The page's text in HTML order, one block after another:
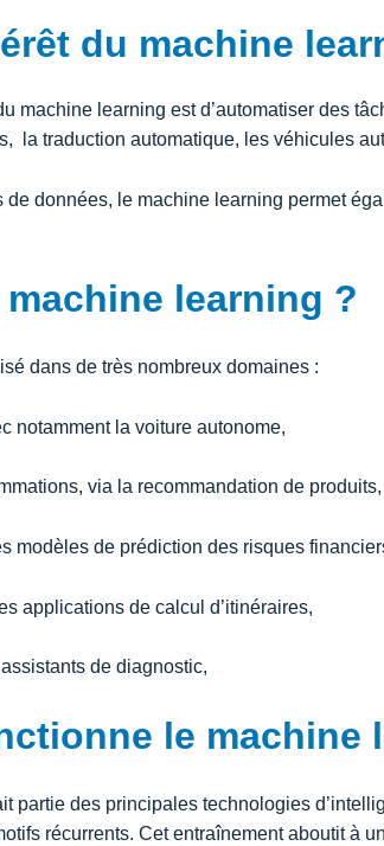
du machine
machine learning est d’automatiser des
la traduction automatique, les véhicules
données, le machine learning permet
learning ?
dans de très nombreux domaines :
notamment la voiture autonome,
via la recommandation de produits,
modèles de prédiction des risques
applications de calcul d’itinéraires,
de diagnostic,
le machine
partie des principales technologies
récurrents. Cet entraînement aboutit à